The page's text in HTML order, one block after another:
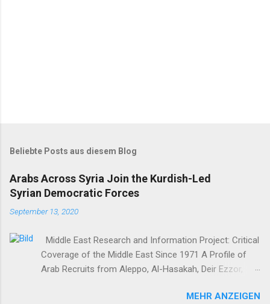
Beliebte Posts aus diesem Blog
Arabs Across Syria Join the Kurdish-Led
Syrian Democratic Forces
September 13, 2020
Middle East Research and Information Project: Critical
Coverage of the Middle East Since 1971 A Profile of
Arab Recruits from Aleppo, Al-Hasakah, Deir Ezzor,
Austin Holmes In: 295 (Summer 2020) I n 2012, as the
MEHR ANZEIGEN